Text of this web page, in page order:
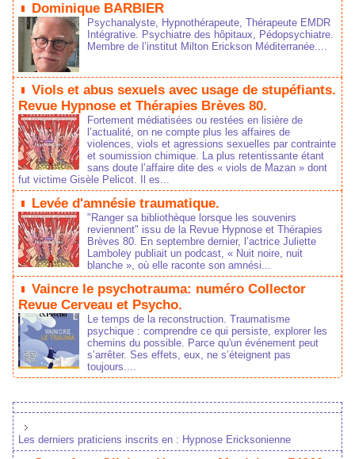
Dominique BARBIER
Psychanalyste, Hypnothérapeute, Thérapeute EMDR
Intégrative. Psychiatre des hôpitaux, Pédopsychiatre.
Membre de l’institut Milton Erickson Méditerranée....
Viols et abus sexuels avec usage de stupéfiants.
Revue Hypnose et Thérapies Brèves 80.
Fortement médiatisées ou restées en lisière de
l’actualité, on ne compte plus les affaires de
violences, viols et agressions sexuelles par contrainte
et soumission chimique. La plus retentissante étant
sans doute l’affaire dite des « viols de Mazan » dont
fut victime Gisèle Pelicot. Il es...
Levée d'amnésie traumatique.
"Ranger sa bibliothèque lorsque les souvenirs
reviennent" issu de la Revue Hypnose et Thérapies
Brèves 80. En septembre dernier, l’actrice Juliette
Lamboley publiait un podcast, « Nuit noire, nuit
blanche », où elle raconte son amnési...
Vaincre le psychotrauma: numéro Collector
Revue Cerveau et Psycho.
Le temps de la reconstruction. Traumatisme
psychique : comprendre ce qui persiste, explorer les
chemins du possible. Parce qu'un événement peut
s’arrêter. Ses effets, eux, ne s’éteignent pas
toujours....
Les derniers praticiens inscrits en : Hypnose Ericksonienne